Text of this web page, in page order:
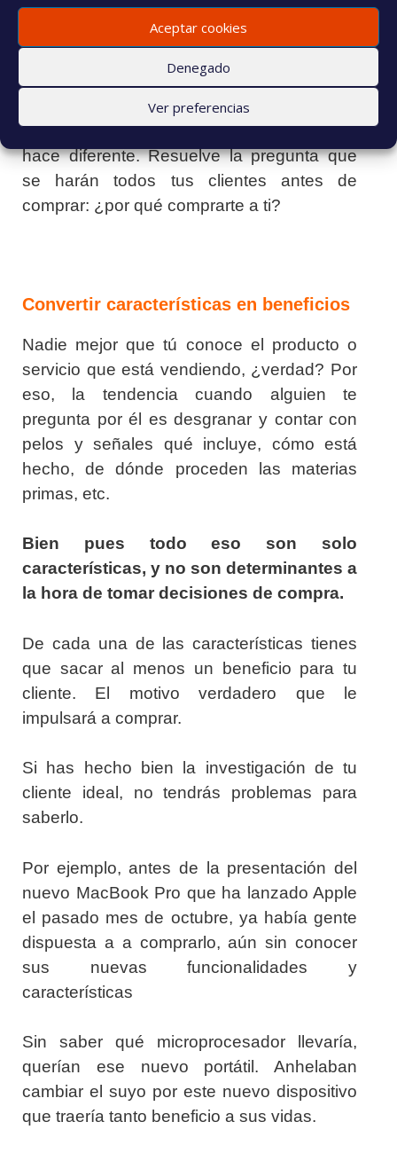
Aceptar cookies
Denegado
Ver preferencias
a otros para ver cómo lo hacen. Pues
aprovecha esa curiosidad innata y analiza
El objetivo que buscas es saber qué haces
o tienes tú que les falta a los demás. Qué te
hace diferente. Resuelve la pregunta que
se harán todos tus clientes antes de
comprar: ¿por qué comprarte a ti?
Convertir características en beneficios
Nadie mejor que tú conoce el producto o
servicio que está vendiendo, ¿verdad? Por
eso, la tendencia cuando alguien te
pregunta por él es desgranar y contar con
pelos y señales qué incluye, cómo está
hecho, de dónde proceden las materias
primas, etc.
Bien pues todo eso son solo
características, y no son determinantes a
la hora de tomar decisiones de compra.
De cada una de las características tienes
que sacar al menos un beneficio para tu
cliente. El motivo verdadero que le
impulsará a comprar.
Si has hecho bien la investigación de tu
cliente ideal, no tendrás problemas para
saberlo.
Por ejemplo, antes de la presentación del
nuevo MacBook Pro que ha lanzado Apple
el pasado mes de octubre, ya había gente
dispuesta a a comprarlo, aún sin conocer
sus nuevas funcionalidades y
características
Sin saber qué microprocesador llevaría,
querían ese nuevo portátil. Anhelaban
cambiar el suyo por este nuevo dispositivo
que traería tanto beneficio a sus vidas.